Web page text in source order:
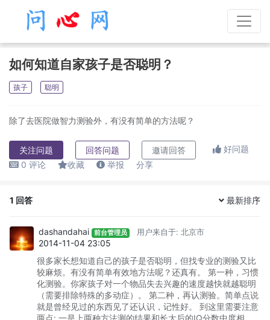
如何知道自家孩子是否聪明？
孩子 聪明
除了去医院做智力测验外，有没有简单的方法呢？
关注问题 回答问题 邀请回答
好问题
0 评论 收藏 举报 分享
1 回答 最新排序
dashandahai 前台管理员 用户来自于: 北京市
2014-11-04 23:05
很多家长想知道自己的孩子是否聪明，但找专业的测验又比
较麻烦。有没有简单有效地方法呢？还真有。 第一种，习惯
化测验。你家孩子对一个物品失去兴趣的速度越快就越聪明
（需要排除特殊的多动症）。 第二种，再认测验。简单点说
就是曾经见过的东西见了还认识，记性好。 到这里需要注意
两点: 一是上两种方法测的结果和长大后的IQ分数中度相